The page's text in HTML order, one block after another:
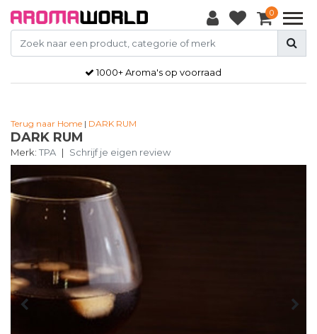
0
1000+ Aroma's op voorraad
Terug naar Home | DARK RUM
DARK RUM
Merk: TPA | Schrijf je eigen review